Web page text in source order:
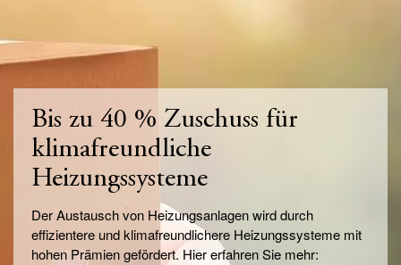
Bis zu 40 % Zuschuss für
klimafreundliche
Heizungssysteme
Der Austausch von Heizungsanlagen wird durch
effizientere und klimafreundlichere Heizungssysteme mit
hohen Prämien gefördert. Hier erfahren Sie mehr: